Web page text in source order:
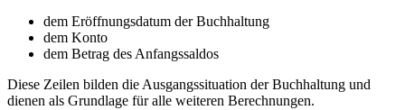
dem Eröffnungsdatum der Buchhaltung
dem Konto
dem Betrag des Anfangssaldos
Diese Zeilen bilden die Ausgangssituation der Buchhaltung und
dienen als Grundlage für alle weiteren Berechnungen.